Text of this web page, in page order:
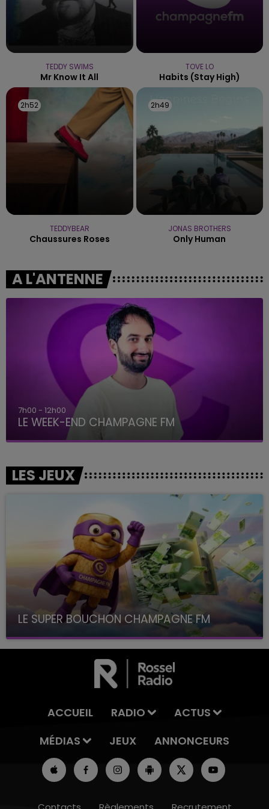
TEDDY SWIMS
Mr Know It All
TOVE LO
Habits (stay High)
2h52
2h52
TEDDYBEAR
Chaussures Roses
2h49
2h49
JONAS BROTHERS
Only Human
A L'ANTENNE
7h00 - 12h00
LE WEEK-END CHAMPAGNE FM
LES JEUX
LE SUPER BOUCHON CHAMPAGNE FM
avec La Famille Champagne FM, à 8H10
ACCUEIL RADIO
ACTUS
MÉDIAS
JEUX ANNONCEURS